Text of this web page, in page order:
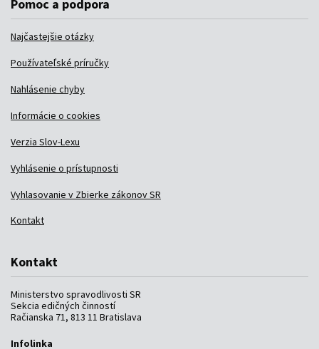
Pomoc a podpora
Najčastejšie otázky
Používateľské príručky
Nahlásenie chyby
Informácie o cookies
Verzia Slov-Lexu
Vyhlásenie o prístupnosti
Vyhlasovanie v Zbierke zákonov SR
Kontakt
Kontakt
Ministerstvo spravodlivosti SR
Sekcia edičných činností
Račianska 71, 813 11 Bratislava
Infolinka